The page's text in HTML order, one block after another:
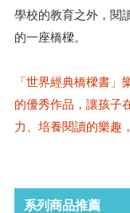
學校的教育之外，閱
的一座橋樑。
「世界經典橋樑書
的優秀作品，讓孩子
力、培養閱讀的樂趣
系列商品推薦